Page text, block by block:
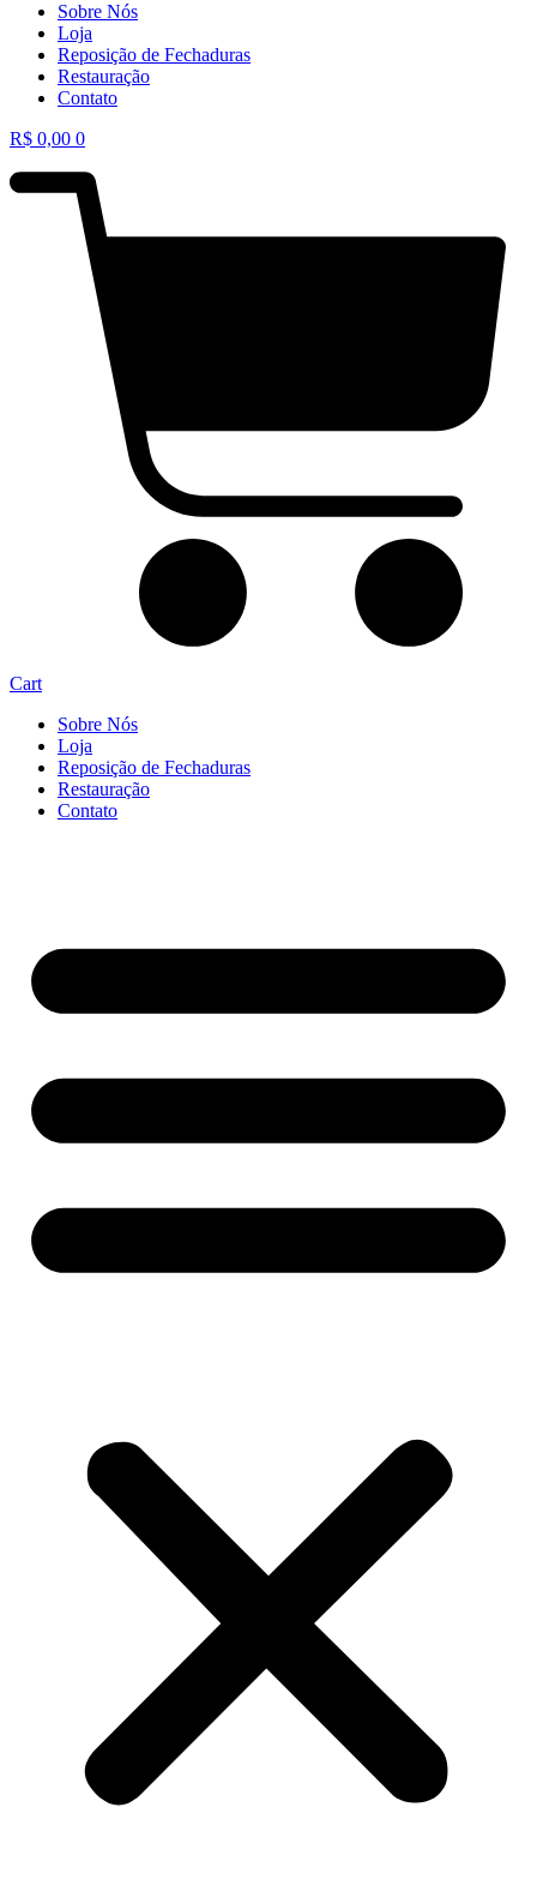
Sobre Nós
Loja
Reposição de Fechaduras
Restauração
Contato
R$ 0,00 0
Cart
Sobre Nós
Loja
Reposição de Fechaduras
Restauração
Contato